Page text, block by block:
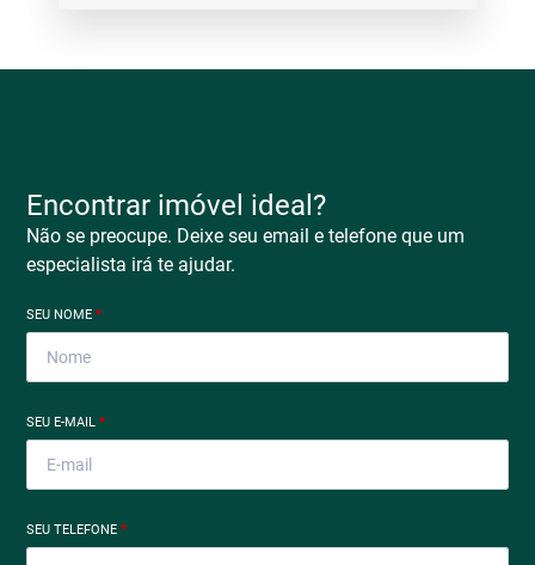
Encontrar imóvel ideal?
Não se preocupe. Deixe seu email e telefone que um
especialista irá te ajudar.
SEU NOME*
SEU E-MAIL*
SEU TELEFONE*